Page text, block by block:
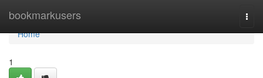
bookmarkusers
Home
Home
1